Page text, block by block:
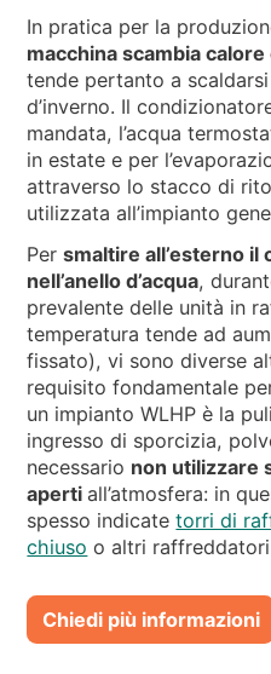
In pratica per la
macchina scambia calore
tende pertanto a
d’inverno. Il
mandata, l’acqua
in estate e per
attraverso lo stacco di
utilizzata all’impianto
Persmaltire all’esterno il
nell’anello d’acqua,
prevalente delle unità in
temperatura tende ad
fissato), vi sono diverse
requisito fondamentale
un impianto WLHP è la
ingresso di sporcizia,
necessario non utilizzare
apertiall’atmosfera: in
spesso indicatetorri di
chiuso o altri
Chiedi più informazioni